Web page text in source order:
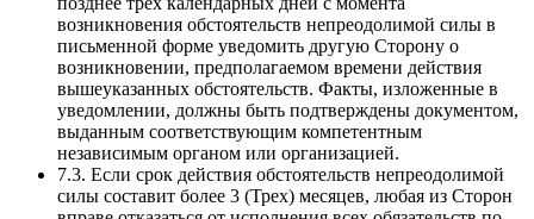
возникновения обстоятельств непреодолимой силы в
письменной форме уведомить другую Сторону о
возникновении, предполагаемом времени действия
вышеуказанных обстоятельств. Факты, изложенные в
уведомлении, должны быть подтверждены документом,
выданным соответствующим компетентным
независимым органом или организацией.
7.3. Если срок действия обстоятельств непреодолимой
силы составит более 3 (Трех) месяцев, любая из Сторон